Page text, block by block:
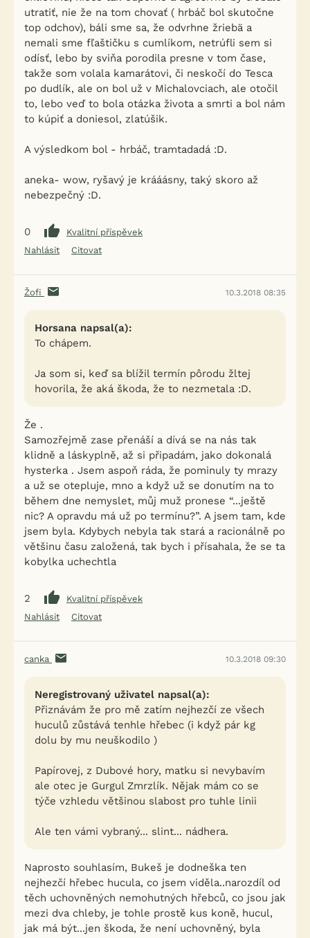
utratiť, nie že na tom chovať ( hrbáč bol skutočne
top odchov), báli sme sa, že odvrhne žriebä a
nemali sme fľaštičku s cumlíkom, netrúfli sem si
odísť, lebo by sviňa porodila presne v tom čase,
takže som volala kamarátovi, či neskočí do Tesca
po dudlík, ale on bol už v Michalovciach, ale otočil
to, lebo veď to bola otázka života a smrti a bol nám
to kúpiť a doniesol, zlatúšik.
A výsledkom bol - hrbáč, tramtadadá :D.
aneka- wow, ryšavý je krááásny, taký skoro až
nebezpečný :D.
0
Kvalitní příspěvek
Nahlásit
Citovat
Žofi 10.3.2018 08:35
Horsana napsal(a):
To chápem.
Ja som si, keď sa blížil termín pôrodu žltej
hovorila, že aká škoda, že to nezmetala :D.
Že .
Samozřejmě zase přenáší a dívá se na nás tak
klidně a láskyplně, až si připadám, jako dokonalá
hysterka . Jsem aspoň ráda, že pominuly ty mrazy
a už se otepluje, mno a když už se donutím na to
během dne nemyslet, můj muž pronese “...ještě
nic? A opravdu má už po termínu?”. A jsem tam, kde
jsem byla. Kdybych nebyla tak stará a racionálně po
většinu času založená, tak bych i přísahala, že se ta
kobylka uchechtla
2
Kvalitní příspěvek
Nahlásit
Citovat
canka 10.3.2018 09:30
Neregistrovaný uživatel napsal(a):
Přiznávám že pro mě zatím nejhezčí ze všech
huculů zůstává tenhle hřebec (i když pár kg
dolu by mu neuškodilo )
Papírovej, z Dubové hory, matku si nevybavím
ale otec je Gurgul Zmrzlík. Nějak mám co se
týče vzhledu většinou slabost pro tuhle linii
Ale ten vámi vybraný... slint... nádhera.
Naprosto souhlasím, Bukeš je dodneška ten
nejhezčí hřebec hucula, co jsem viděla..narozdíl od
těch uchovněných nemohutných hřebců, co jsou jak
mezi dva chleby, je tohle prostě kus koně, hucul,
jak má být...jen škoda, že není uchovněný, byla